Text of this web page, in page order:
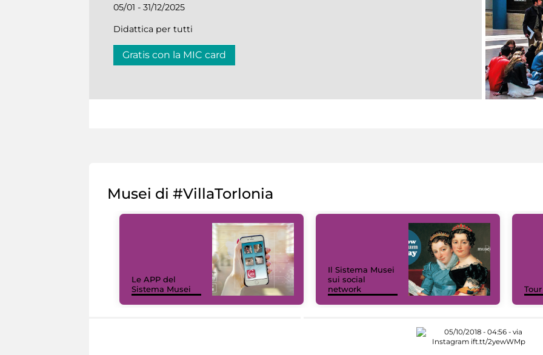
05/01 - 31/12/2025
Didattica per tutti
Gratis con la MIC card
Musei di #VillaTorlonia
Le APP del
Sistema Musei
Il Sistema Musei
sui social
network